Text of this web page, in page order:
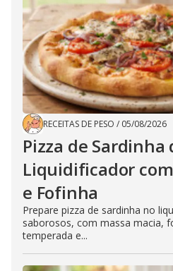
RECEITAS DE PESO / 05/08/2026
Pizza de Sardinha
Liquidificador
e Fofinha
Prepare pizza de sardinha no
saborosos, com massa macia,
temperada e...